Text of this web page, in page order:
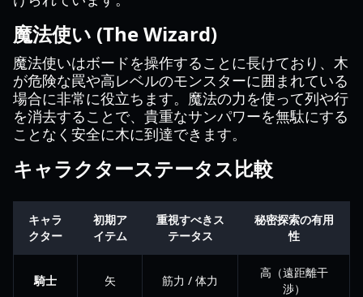
魔法使い (The Wizard)
魔法使いはボードを操作することに長けており、木
が危険な罠や高レベルのモンスターに囲まれている
場合に非常に役立ちます。魔法の力を使って列や行
を消去することで、貴重なサンパワーを無駄にする
ことなく安全に木に到達できます。
キャラクターステータス比較
キャラ
クター
初期ア
イテム
重視すべきス
テータス
秘密探索の有用
性
騎士 矢 筋力 / 体力
高（遠距離干
渉）